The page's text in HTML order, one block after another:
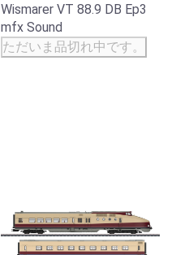
Wismarer VT 88.9 DB Ep3
mfx Sound
ただいま品切れ中です。